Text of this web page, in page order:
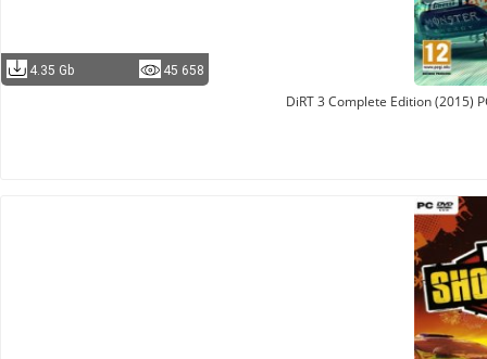
4.35 Gb 45 658
DiRT 3 Complete Edition (2015)